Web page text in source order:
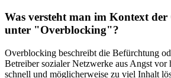
Was versteht man im Kontext der
unter "Overblocking"?
Overblocking beschreibt die Befürchtung
Betreiber sozialer Netzwerke aus Angst vor
schnell und möglicherweise zu viel Inhalt